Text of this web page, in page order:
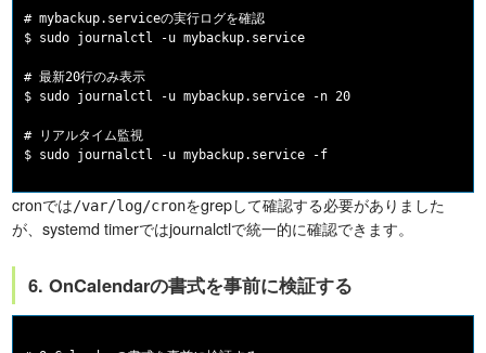
# mybackup.serviceの実行ログを確認
$ sudo journalctl -u mybackup.service
# 最新20行のみ表示
$ sudo journalctl -u mybackup.service -n 20
# リアルタイム監視
cronでは/var/log/cronをgrepして確認する必要がありました
が、systemd timerではjournalctlで統一的に確認できます。
6. OnCalendarの書式を事前に検証する